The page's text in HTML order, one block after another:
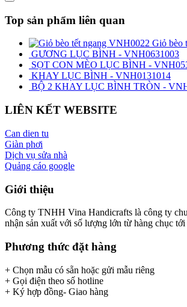
Top sản phẩm liên quan
Giỏ bèo
GƯƠNG LỤC BÌNH - VNH0631003
SỌT CON MÈO LỤC BÌNH -
KHAY LỤC BÌNH - VNH0131014
BỘ 2 KHAY LỤC BÌNH TRÒN -
LIÊN KẾT WEBSITE
Can dien tu
Giàn phơi
Dịch vụ sửa nhà
Quảng cáo google
Giới thiệu
Công ty TNHH Vina Handicrafts là công ty
nhận sản xuất với số lượng lớn từ hàng chục
Phương thức đặt hàng
+ Chọn mẫu có sẵn hoặc gửi mẫu riêng
+ Gọi điện theo số hotline
+ Ký hợp đồng- Giao hàng